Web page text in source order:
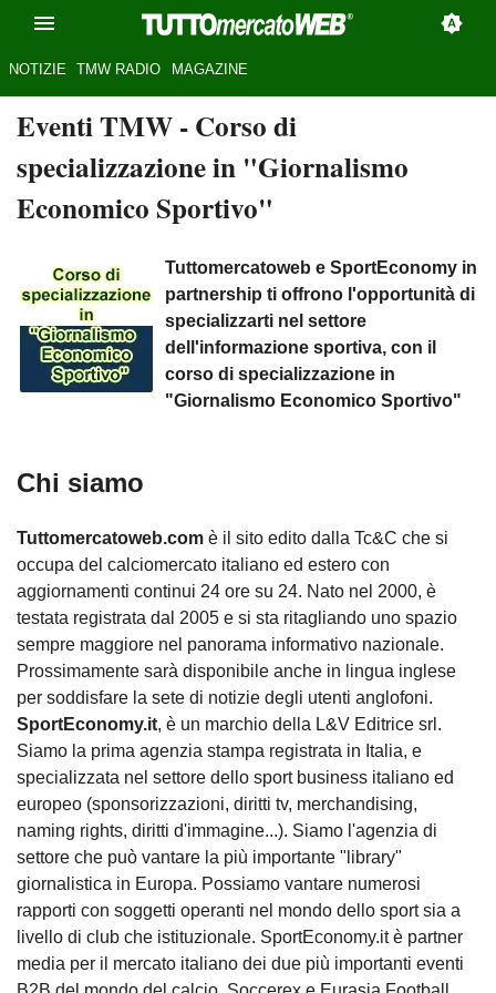
NOTIZIE TMW RADIO MAGAZINE
Eventi TMW- Corso di
specializzazione in "Giornalismo
Economico Sportivo"
Tuttomercatoweb e SportEconomy in
partnership ti offrono l'opportunità di
specializzarti nel settore
dell'informazione sportiva, con il
corso di specializzazione in
"Giornalismo Economico Sportivo"
Chi siamo
Tuttomercatoweb.com è il sito edito dalla Tc&C che si
occupa del calciomercato italiano ed estero con
aggiornamenti continui 24 ore su 24. Nato nel 2000, è
testata registrata dal 2005 e si sta ritagliando uno spazio
sempre maggiore nel panorama informativo nazionale.
Prossimamente sarà disponibile anche in lingua inglese
per soddisfare la sete di notizie degli utenti anglofoni.
SportEconomy.it, è un marchio della L&V Editrice srl.
Siamo la prima agenzia stampa registrata in Italia, e
specializzata nel settore dello sport business italiano ed
europeo (sponsorizzazioni, diritti tv, merchandising,
naming rights, diritti d'immagine...). Siamo l'agenzia di
settore che può vantare la più importante "library"
giornalistica in Europa. Possiamo vantare numerosi
rapporti con soggetti operanti nel mondo dello sport sia a
livello di club che istituzionale. SportEconomy.it è partner
media per il mercato italiano dei due più importanti eventi